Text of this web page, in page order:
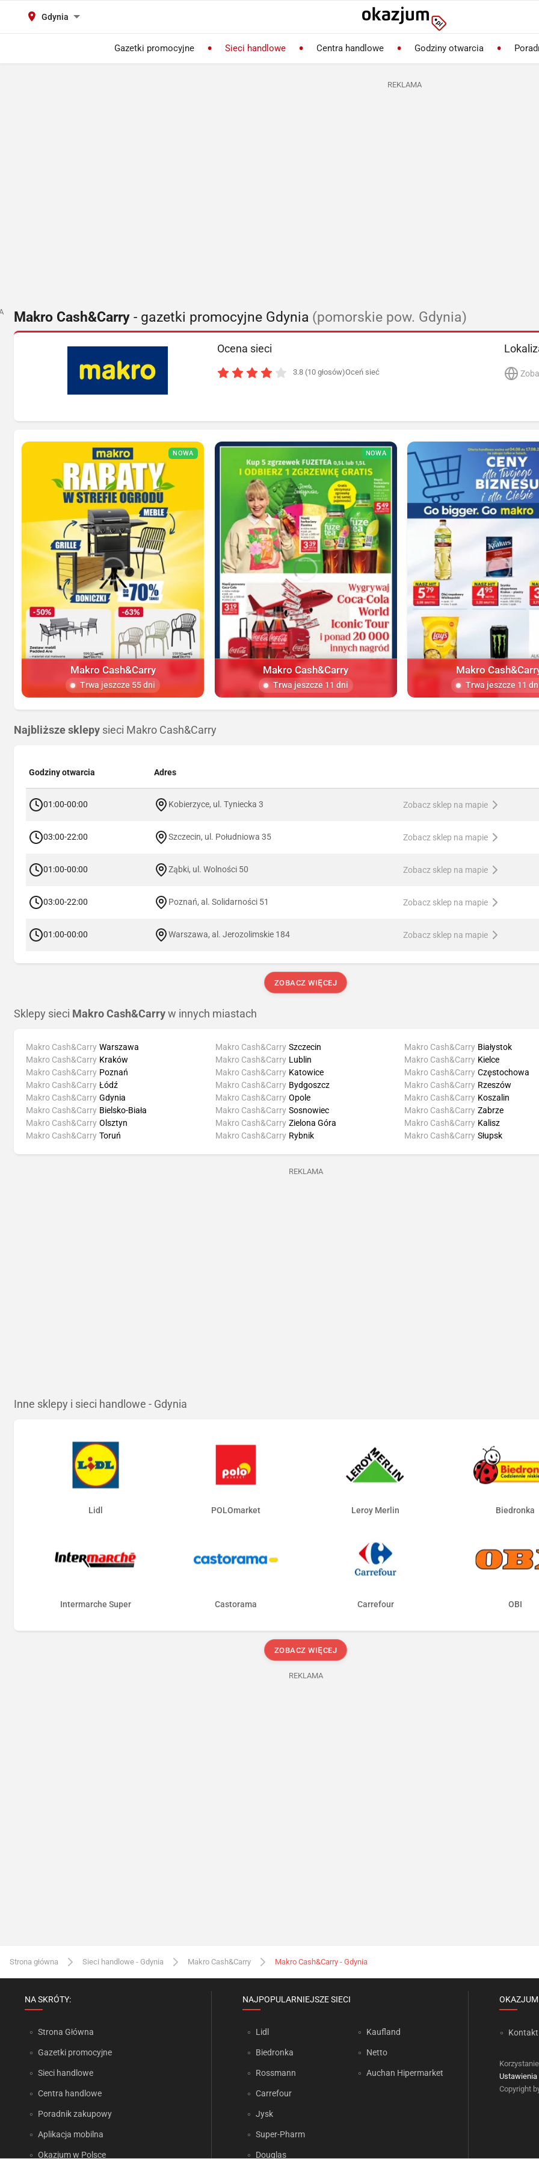
Gdynia
Gazetki promocyjne Sieci handlowe Centra handlowe Godziny otwarcia
REKLAMA
Makro Cash&Carry - gazetki promocyjne Gdynia (pomorskie pow. Gdynia)
Ocena sieci
3.8 (10 głosów)Oceń sieć
NOWA
Makro Cash&Carry
Trwa jeszcze 55 dni
NOWA
Makro Cash&Carry
Trwa jeszcze 11 dni
Makro
Trwa jeszcze 11
Najbliższe sklepy sieci Makro Cash&Carry
Godziny otwarcia Adres
01:00-00:00 Kobierzyce, ul. Tyniecka 3 Zobacz sklep na mapie
03:00-22:00 Szczecin, ul. Południowa 35 Zobacz sklep na mapie
01:00-00:00 Ząbki, ul. Wolności 50 Zobacz sklep na mapie
03:00-22:00 Poznań, al. Solidarności 51 Zobacz sklep na mapie
01:00-00:00 Warszawa, al. Jerozolimskie 184 Zobacz sklep na mapie
ZOBACZ WIĘCEJ
Sklepy sieci Makro Cash&Carry w innych miastach
Makro Cash&Carry Warszawa
Makro Cash&Carry Kraków
Makro Cash&Carry Poznań
Makro Cash&Carry Łódź
Makro Cash&Carry Szczecin
Makro Cash&Carry Lublin
Makro Cash&Carry Katowice
Makro Cash&Carry Bydgoszcz
Makro Cash&Carry Białystok
Makro Cash&Carry Kielce
Makro Cash&Carry Częstochowa
Makro Cash&Carry Rzeszów
Makro Cash&Carry Gdynia
Makro Cash&Carry Bielsko-Biała
Makro Cash&Carry Olsztyn
Makro Cash&Carry Toruń
Makro Cash&Carry Opole
Makro Cash&Carry Sosnowiec
Makro Cash&Carry Zielona Góra
Makro Cash&Carry Rybnik
Makro Cash&Carry Koszalin
Makro Cash&Carry Zabrze
Makro Cash&Carry Kalisz
Makro Cash&Carry Słupsk
REKLAMA
Inne sklepy i sieci handlowe - Gdynia
Lidl POLOmarket Leroy Merlin Biedronka
Intermarche Super Castorama Carrefour OBI
ZOBACZ WIĘCEJ
REKLAMA
Strona główna Sieci handlowe - Gdynia Makro Cash&Carry Makro Cash&Carry - Gdynia
NA SKRÓTY:
Strona Główna
Gazetki promocyjne
Sieci handlowe
Centra handlowe
Poradnik zakupowy
Aplikacja mobilna
Okazjum w Polsce
NAJPOPULARNIEJSZE SIECI
Lidl
Biedronka
Rossmann
Carrefour
Jysk
Super-Pharm
Douglas
Kaufland
Netto
Auchan Hipermarket
Kontakt
Copyright